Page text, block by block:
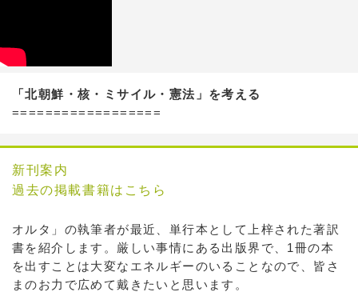
「北朝鮮・核・ミサイル・憲法」を考える
==================
新刊案内
過去の掲載書籍はこちら
オルタ」の執筆者が最近、単行本として上梓された著訳
書を紹介します。厳しい事情にある出版界で、1冊の本
を出すことは大変なエネルギーのいることなので、皆さ
まのお力で広めて戴きたいと思います。